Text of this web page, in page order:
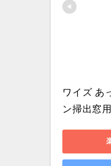
ワイズ あ
ン掃出窓